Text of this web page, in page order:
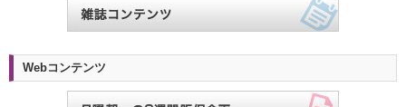
Webコンテンツ